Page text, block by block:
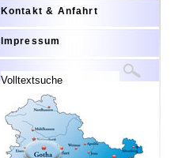
Kontakt & Anfahrt
Impressum